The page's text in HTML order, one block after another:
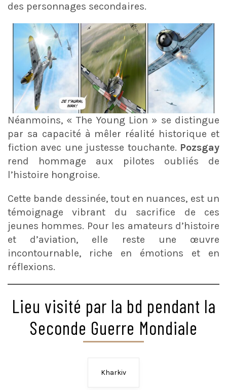
des personnages secondaires.
Néanmoins, « The Young Lion » se distingue
par sa capacité à mêler réalité historique et
fiction avec une justesse touchante. Pozsgay
rend hommage aux pilotes oubliés de
l’histoire hongroise.
Cette bande dessinée, tout en nuances, est un
témoignage vibrant du sacrifice de ces
jeunes hommes. Pour les amateurs d’histoire
et d’aviation, elle reste une œuvre
incontournable, riche en émotions et en
réflexions​.
Lieu visité par la bd pendant la
Seconde Guerre Mondiale
Kharkiv